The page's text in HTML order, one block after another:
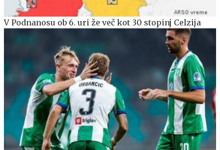
V Podnanosu ob 6. uri že več kot 30 stopinj Celzija